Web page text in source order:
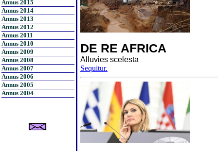
Annus 2015
Annus 2014
Annus 2013
Annus 2012
Annus 2011
Annus 2010
Annus 2009
Annus 2008
Annus 2007
Annus 2006
Annus 2005
Annus 2004
DE RE AFRICA
Alluvies scelesta
Sequitur.